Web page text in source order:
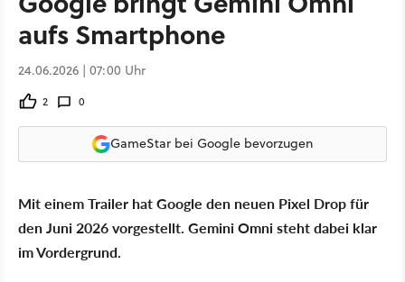
aufs Smartphone
24.06.2026 | 07:00 Uhr
2 0
GameStar bei Google bevorzugen
Mit einem Trailer hat Google den neuen Pixel Drop für
den Juni 2026 vorgestellt. Gemini Omni steht dabei klar
im Vordergrund.